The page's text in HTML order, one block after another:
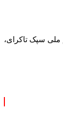
ملی سپک تاکرای،